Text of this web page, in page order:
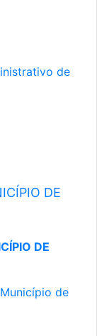
de
DE
DE
de